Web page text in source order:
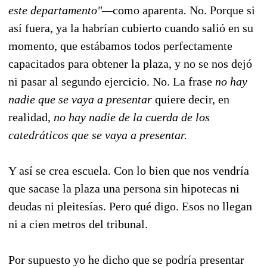
este departamento"—como aparenta. No. Porque si
así fuera, ya la habrían cubierto cuando salió en su
momento, que estábamos todos perfectamente
capacitados para obtener la plaza, y no se nos dejó
ni pasar al segundo ejercicio. No. La frase no hay
nadie que se vaya a presentar quiere decir, en
realidad, no hay nadie de la cuerda de los
catedráticos que se vaya a presentar.
Y así se crea escuela. Con lo bien que nos vendría
que sacase la plaza una persona sin hipotecas ni
deudas ni pleitesías. Pero qué digo. Esos no llegan
ni a cien metros del tribunal.
Por supuesto yo he dicho que se podría presentar